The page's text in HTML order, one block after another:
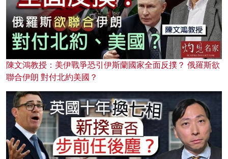
陳文鴻教授：美伊戰爭恐引伊斯蘭國家全面反撲？ 俄羅斯欲
聯合伊朗 對付北約美國？